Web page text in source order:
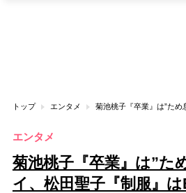
トップ エンタメ
エンタメ
菊池桃子『卒業』は”た
イ、松田聖子『制服』